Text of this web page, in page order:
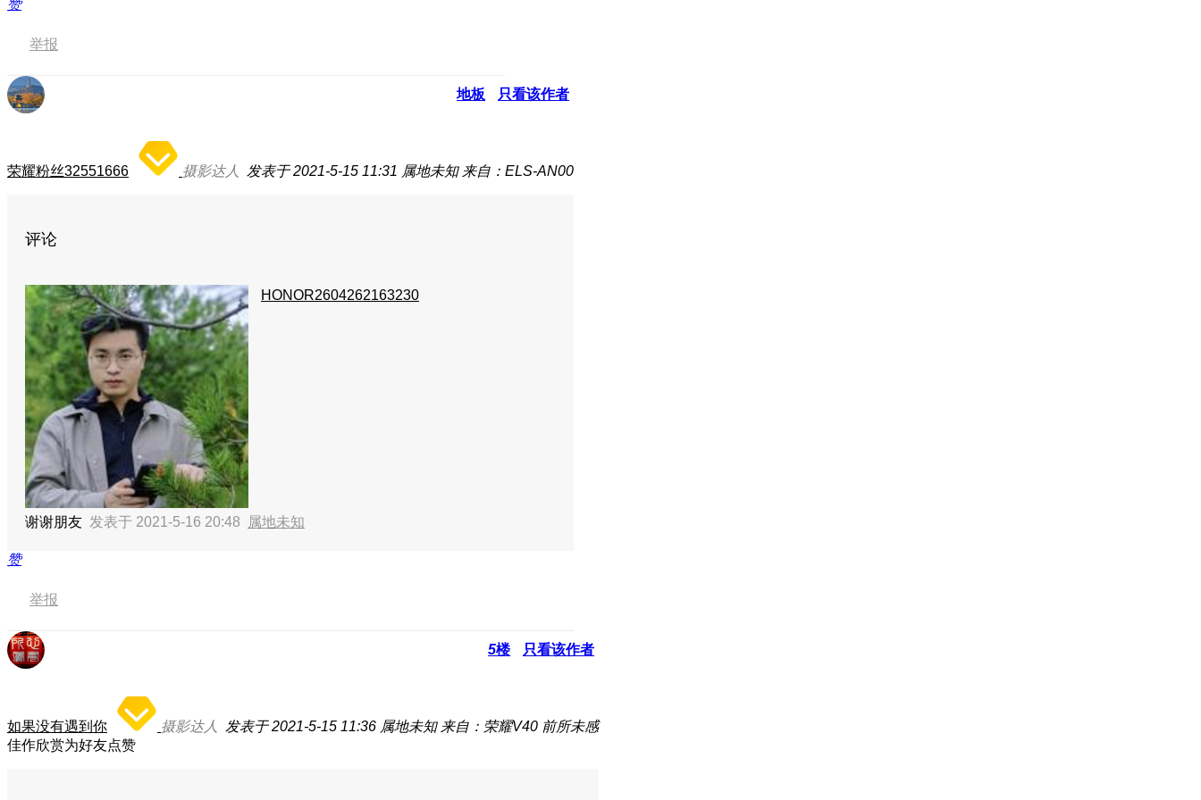
赞
举报
地板 只看该作者
荣耀粉丝32551666 摄影达人 发表于 2021-5-15 11:31 属地未知 来自：ELS-AN00
评论
HONOR2604262163230
谢谢朋友 发表于 2021-5-16 20:48 属地未知
赞
举报
5楼 只看该作者
如果没有遇到你 摄影达人 发表于 2021-5-15 11:36 属地未知 来自：荣耀V40 前所未感
佳作欣赏为好友点赞